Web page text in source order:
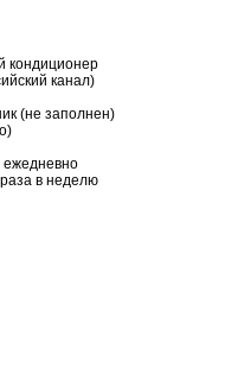
кондиционер
канал)
(не заполнен)
ежедневно
в неделю